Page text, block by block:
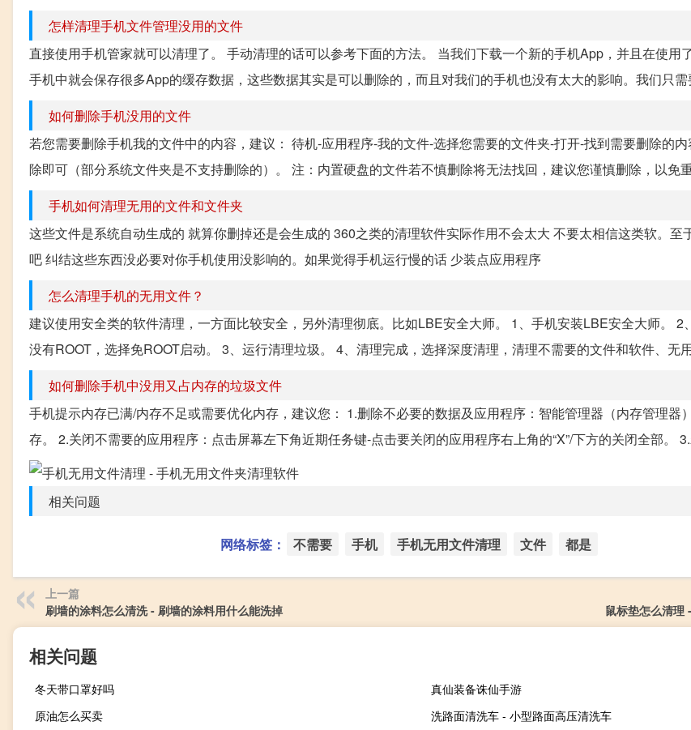
怎样清理手机文件管理没用的文件
直接使用手机管家就可以清理了。 手动清理的话可以参考下面的方法。 当我们下载一个新的手机App，并且在使用
手机中就会保存很多App的缓存数据，这些数据其实是可以删除的，而且对我们的手机也没有太大的影响。我们只需
如何删除手机没用的文件
若您需要删除手机我的文件中的内容，建议： 待机-应用程序-我的文件-选择您需要的文件夹-打开-找到需要删除的
除即可（部分系统文件夹是不支持删除的）。 注：内置硬盘的文件若不慎删除将无法找回，建议您谨慎删除，以免
手机如何清理无用的文件和文件夹
这些文件是系统自动生成的 就算你删掉还是会生成的 360之类的清理软件实际作用不会太大 不要太相信这类软。至
吧 纠结这些东西没必要对你手机使用没影响的。如果觉得手机运行慢的话 少装点应用程序
怎么清理手机的无用文件？
建议使用安全类的软件清理，一方面比较安全，另外清理彻底。比如LBE安全大师。 1、手机安装LBE安全大师。 2
没有ROOT，选择免ROOT启动。 3、运行清理垃圾。 4、清理完成，选择深度清理，清理不需要的文件和软件、无
如何删除手机中没用又占内存的垃圾文件
手机提示内存已满/内存不足或需要优化内存，建议您： 1.删除不必要的数据及应用程序：智能管理器（内存管理器
存。 2.关闭不需要的应用程序：点击屏幕左下角近期任务键-点击要关闭的应用程序右上角的“X”/下方的关闭全部。
相关问题
网络标签： 不需要 手机 手机无用文件清理 文件 都是
上一篇
刷墙的涂料怎么清洗 - 刷墙的涂料用什么能洗掉
鼠标垫怎么清理
相关问题
冬天带口罩好吗
真仙装备诛仙手游
原油怎么买卖
洗路面清洗车 - 小型路面高压清洗车